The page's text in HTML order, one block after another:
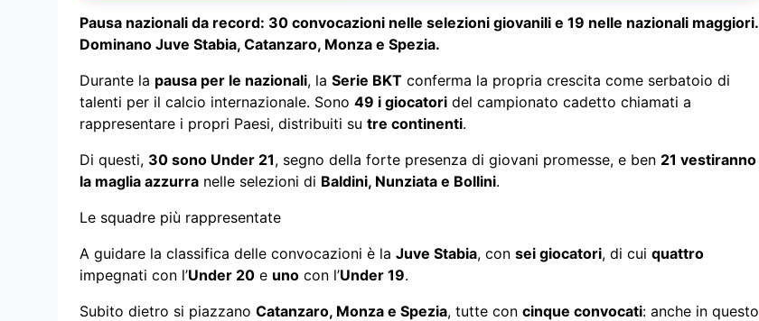
Pausa nazionali da record: 30 convocazioni nelle selezioni giovanili e 19 nelle nazionali maggiori.
Dominano Juve Stabia, Catanzaro, Monza e Spezia.
Durante la pausa per le nazionali, la Serie BKT conferma la propria crescita come serbatoio di
talenti per il calcio internazionale. Sono 49 i giocatori del campionato cadetto chiamati a
rappresentare i propri Paesi, distribuiti su tre continenti.
Di questi, 30 sono Under 21, segno della forte presenza di giovani promesse, e ben 21 vestiranno
la maglia azzurra nelle selezioni di Baldini, Nunziata e Bollini.
Le squadre più rappresentate
A guidare la classifica delle convocazioni è la Juve Stabia, con sei giocatori, di cui quattro
impegnati con l’Under 20 e uno con l’Under 19.
Subito dietro si piazzano Catanzaro, Monza e Spezia, tutte con cinque convocati: anche in questo